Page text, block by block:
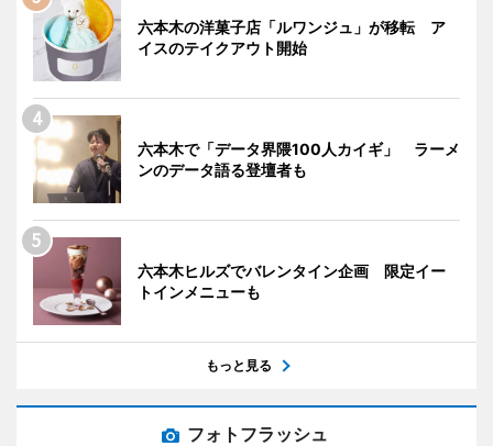
六本木の洋菓子店「ルワンジュ」が移転 ア
イスのテイクアウト開始
六本木で「データ界隈100人カイギ」 ラーメ
ンのデータ語る登壇者も
六本木ヒルズでバレンタイン企画 限定イー
トインメニューも
もっと見る
フォトフラッシュ